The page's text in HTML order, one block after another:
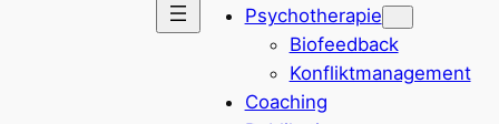
Psychotherapie
Biofeedback
Konfliktmanagement
Coaching